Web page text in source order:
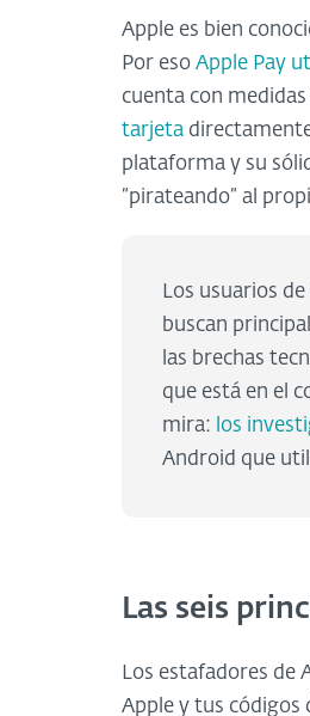
Apple es bien
Por eso Apple Pay
cuenta con
tarjeta
plataforma y su
“pirateando” al
Los usuarios
buscan
las brechas
que está en el
mira: los
Android que
Las seis
Los estafadores de
Apple y tus códigos